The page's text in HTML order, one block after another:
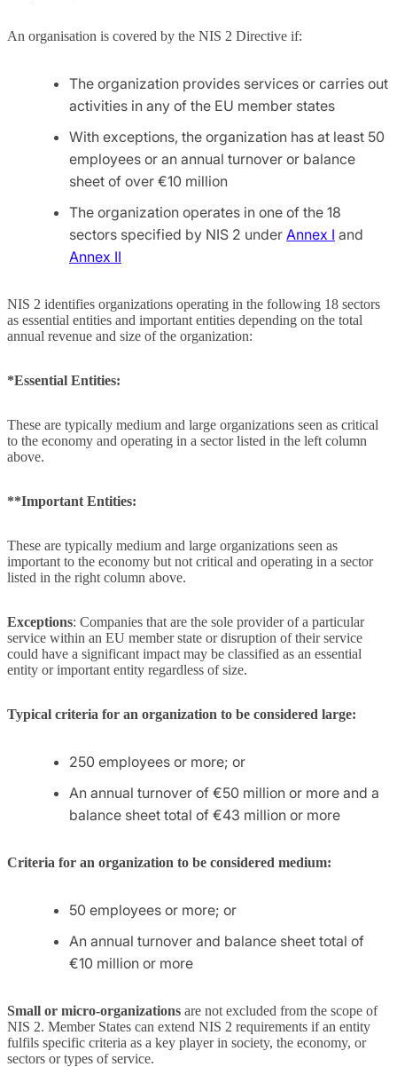
An organisation is covered by the NIS 2 Directive if:
The organization provides services or carries out
activities in any of the EU member states
With exceptions, the organization has at least 50
employees or an annual turnover or balance
sheet of over €10 million
The organization operates in one of the 18
sectors specified by NIS 2 under Annex I and
Annex II
NIS 2 identifies organizations operating in the following 18 sectors
as essential entities and important entities depending on the total
annual revenue and size of the organization:
*Essential Entities:
These are typically medium and large organizations seen as critical
to the economy and operating in a sector listed in the left column
above.
**Important Entities:
These are typically medium and large organizations seen as
important to the economy but not critical and operating in a sector
listed in the right column above.
Exceptions: Companies that are the sole provider of a particular
service within an EU member state or disruption of their service
could have a significant impact may be classified as an essential
entity or important entity regardless of size.
Typical criteria for an organization to be considered large:
250 employees or more; or
An annual turnover of €50 million or more and a
balance sheet total of €43 million or more
Criteria for an organization to be considered medium:
50 employees or more; or
An annual turnover and balance sheet total of
€10 million or more
Small or micro-organizations are not excluded from the scope of
NIS 2. Member States can extend NIS 2 requirements if an entity
fulfils specific criteria as a key player in society, the economy, or
sectors or types of service.